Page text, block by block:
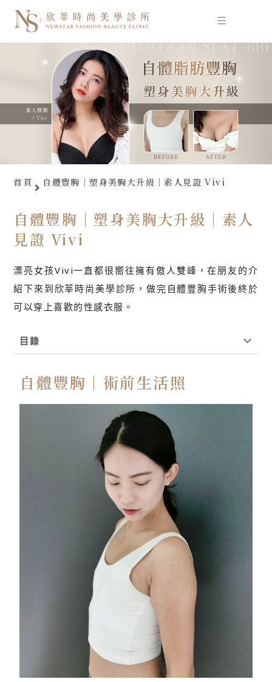
要
首頁 自體豐胸｜塑身美胸大升級｜素人見證 Vivi
自體豐胸｜塑身美胸大升級｜素人
見證 Vivi
漂亮女孩Vivi一直都很嚮往擁有傲人雙峰，在朋友的介
紹下來到欣莘時尚美學診所，做完自體豐胸手術後終於
可以穿上喜歡的性感衣服。
目錄
自體豐胸｜術前生活照